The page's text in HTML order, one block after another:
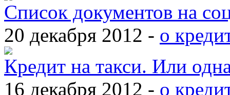
Список документов на
20 декабря 2012 - о
Кредит на такси. Или
16 декабря 2012 - о